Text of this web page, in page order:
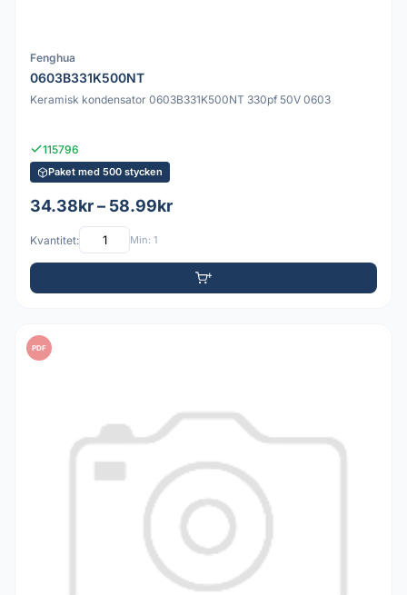
Fenghua
0603B331K500NT
Keramisk kondensator 0603B331K500NT 330pf 50V 0603
115796
Paket med 500 stycken
34.38kr – 58.99kr
Kvantitet: Min: 1
PDF